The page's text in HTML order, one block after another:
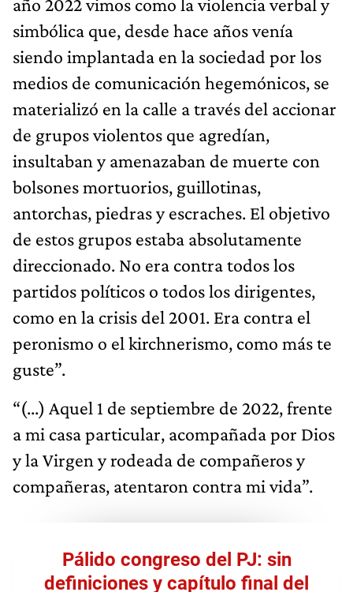
simbólica que, desde hace años venía
siendo implantada en la sociedad por los
medios de comunicación hegemónicos, se
materializó en la calle a través del accionar
de grupos violentos que agredían,
insultaban y amenazaban de muerte con
bolsones mortuorios, guillotinas,
antorchas, piedras y escraches. El objetivo
de estos grupos estaba absolutamente
direccionado. No era contra todos los
partidos políticos o todos los dirigentes,
como en la crisis del 2001. Era contra el
peronismo o el kirchnerismo, como más te
guste”.
“(...) Aquel 1 de septiembre de 2022, frente
a mi casa particular, acompañada por Dios
y la Virgen y rodeada de compañeros y
compañeras, atentaron contra mi vida”.
Pálido congreso del PJ: sin
definiciones y capítulo final del